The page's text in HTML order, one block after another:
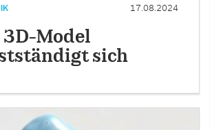
17.08.2024
Model
sich